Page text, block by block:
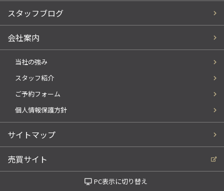
スタッフブログ
会社案内
当社の強み
スタッフ紹介
ご予約フォーム
個人情報保護方針
サイトマップ
売買サイト
PC表示に切り替え